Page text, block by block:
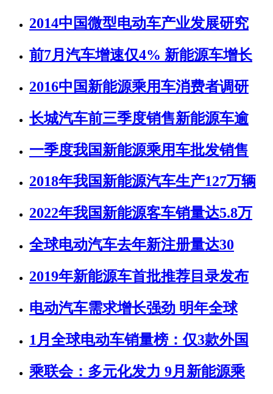
2014中国微型电动车产业发展研究
前7月汽车增速仅4% 新能源车增长
2016中国新能源乘用车消费者调研
长城汽车前三季度销售新能源车逾
一季度我国新能源乘用车批发销售
2018年我国新能源汽车生产127万辆
2022年我国新能源客车销量达5.8万
全球电动汽车去年新注册量达30
2019年新能源车首批推荐目录发布
电动汽车需求增长强劲 明年全球
1月全球电动车销量榜：仅3款外国
乘联会：多元化发力 9月新能源乘